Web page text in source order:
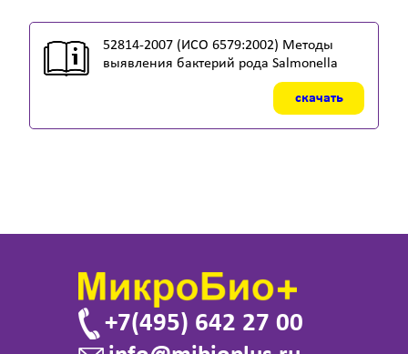
52814-2007 (ИСО 6579:2002) Методы
выявления бактерий рода Salmonella
скачать
+7(495) 642 27 00